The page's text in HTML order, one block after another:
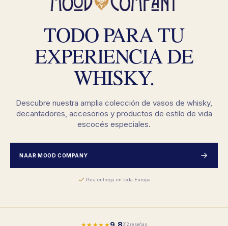
TODO PARA TU
EXPERIENCIA DE
WHISKY.
Descubre nuestra amplia colección de vasos de whisky,
decantadores, accesorios y productos de estilo de vida
escocés especiales.
NAAR MOOD COMPANY
Para entrega en toda Europa
★★★★★ 312 reseñas